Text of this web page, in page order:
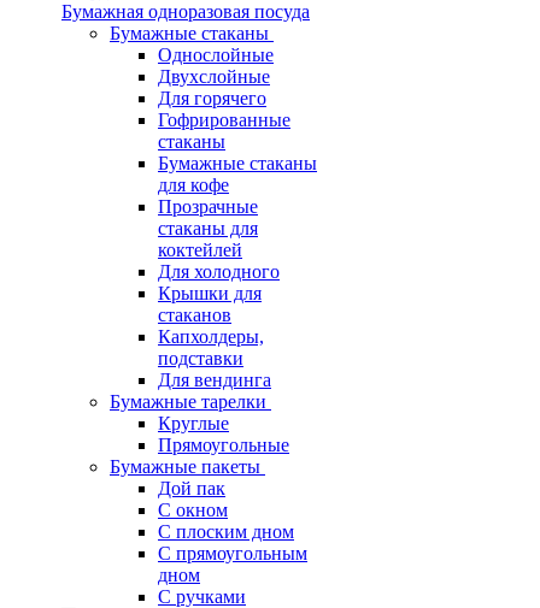
Бумажная одноразовая посуда
Бумажные стаканы
Однослойные
Двухслойные
Для горячего
Гофрированные
стаканы
Бумажные стаканы
для кофе
Прозрачные
стаканы для
коктейлей
Для холодного
Крышки для
стаканов
Капхолдеры,
подставки
Для вендинга
Бумажные тарелки
Круглые
Прямоугольные
Бумажные пакеты
Дой пак
С окном
С плоским дном
С прямоугольным
дном
С ручками